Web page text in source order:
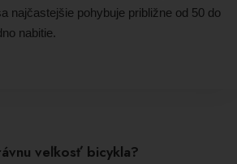
najčastejšie pohybuje približne od 50 do
nabitie.
veľkosť bicykla?